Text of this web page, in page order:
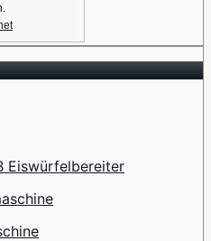
Eiswürfelbereiter